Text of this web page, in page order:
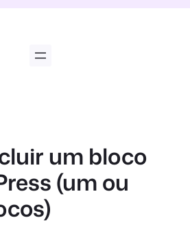
um bloco
(um ou